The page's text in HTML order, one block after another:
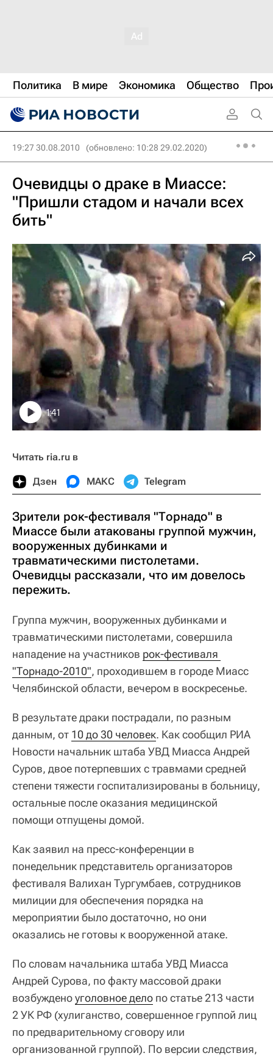
Политика В мире Экономика Общество
19:27 30.08.2010 (обновлено: 10:28 29.02.2020)
Очевидцы о драке в Миассе:
"Пришли стадом и начали всех
бить"
1:41
Читать ria.ru в
Дзен МАКС Telegram
Зрители рок-фестиваля "Торнадо" в
Миассе были атакованы группой мужчин,
вооруженных дубинками и
травматическими пистолетами.
Очевидцы рассказали, что им довелось
пережить.
Группа мужчин, вооруженных дубинками и
травматическими пистолетами, совершила
нападение на участников рок-фестиваля
"Торнадо-2010", проходившем в городе Миасс
Челябинской области, вечером в воскресенье.
В результате драки пострадали, по разным
данным, от 10 до 30 человек. Как сообщил РИА
Новости начальник штаба УВД Миасса Андрей
Суров, двое потерпевших с травмами средней
степени тяжести госпитализированы в больницу,
остальные после оказания медицинской
помощи отпущены домой.
Как заявил на пресс-конференции в
понедельник представитель организаторов
фестиваля Валихан Тургумбаев, сотрудников
милиции для обеспечения порядка на
мероприятии было достаточно, но они
оказались не готовы к вооруженной атаке.
По словам начальника штаба УВД Миасса
Андрей Сурова, по факту массовой драки
возбужденоуголовное дело по статье 213 части
2 УК РФ (хулиганство, совершенное группой лиц
по предварительному сговору или
организованной группой). По версии следствия,